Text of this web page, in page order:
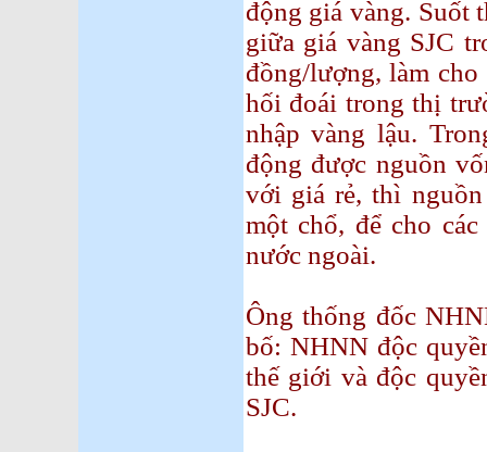
động giá vàng. Suốt
giữa giá vàng SJC
đồng/lượng, làm
hối đoái trong thị
nhập vàng lậu.
động được nguồn
với giá rẻ, thì
một chổ, để cho
nước ngoài.
Ông thống đốc
bố: NHNN độc
thế giới và độc
SJC.